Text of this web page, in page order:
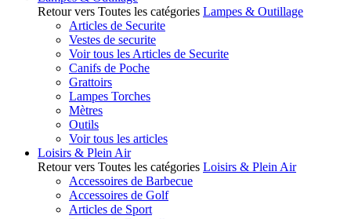
Retour vers Toutes les catégories Lampes & Outillage
Articles de Securite
Vestes de securite
Voir tous les Articles de Securite
Canifs de Poche
Grattoirs
Lampes Torches
Mètres
Outils
Voir tous les articles
Loisirs & Plein Air
Retour vers Toutes les catégories Loisirs & Plein Air
Accessoires de Barbecue
Accessoires de Golf
Articles de Sport